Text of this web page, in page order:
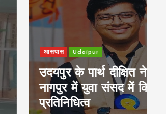
आसपास Udaipur
उदयपुर के पार्थ दीक्षित ने
नागपुर में युवा संसद में किया
प्रतिनिधित्व